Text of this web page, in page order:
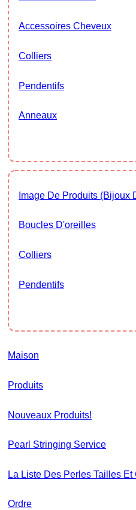
Accessoires Cheveux
Colliers
Pendentifs
Anneaux
Image De Produits (Bijoux
Boucles D'oreilles
Colliers
Pendentifs
Maison
Produits
Nouveaux Produits!
Pearl Stringing Service
La Liste Des Perles Tailles
Ordre